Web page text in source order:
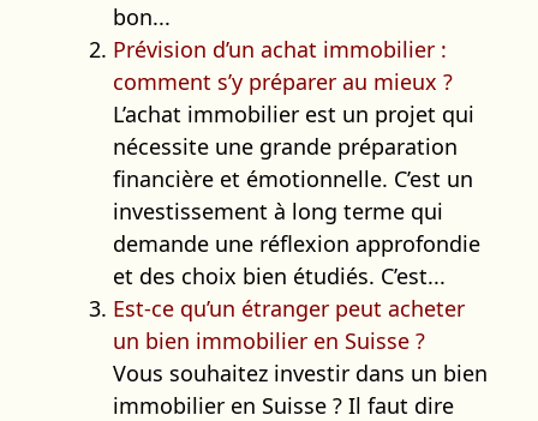
bon...
Prévision d’un achat immobilier :
comment s’y préparer au mieux ?
L’achat immobilier est un projet qui
nécessite une grande préparation
financière et émotionnelle. C’est un
investissement à long terme qui
demande une réflexion approfondie
et des choix bien étudiés. C’est...
Est-ce qu’un étranger peut acheter
un bien immobilier en Suisse ?
Vous souhaitez investir dans un bien
immobilier en Suisse ? Il faut dire